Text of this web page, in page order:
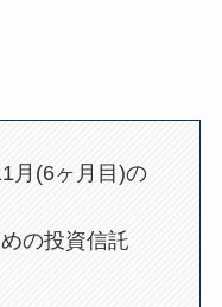
月(6ヶ月目)の
の投資信託